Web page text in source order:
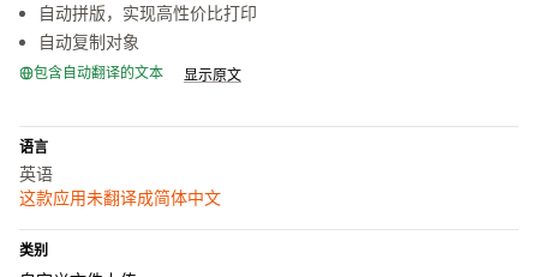
自动拼版，实现高性价比打印
自动复制对象
包含自动翻译的文本 显示原文
语言
英语
这款应用未翻译成简体中文
类别